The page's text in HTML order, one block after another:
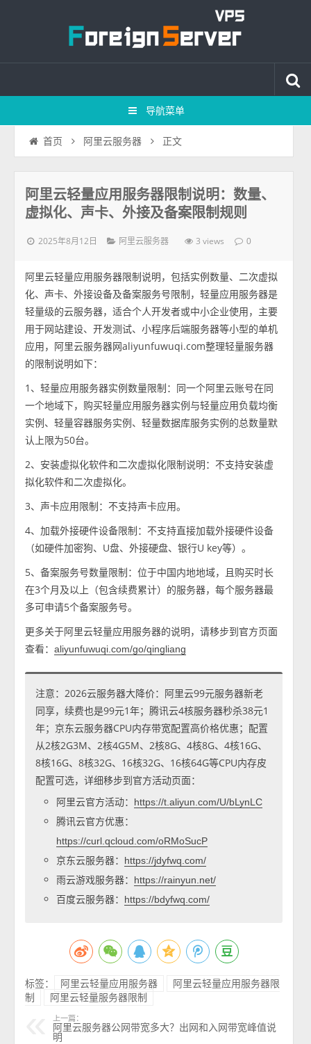
导航菜单
首页 阿里云服务器 正文
阿里云轻量应用服务器限制说明：数量、
虚拟化、声卡、外接及备案限制规则
2025年8月12日 阿里云服务器 3 views 0
阿里云轻量应用服务器限制说明，包括实例数量、二次虚拟
化、声卡、外接设备及备案服务号限制，轻量应用服务器是
轻量级的云服务器，适合个人开发者或中小企业使用，主要
用于网站建设、开发测试、小程序后端服务器等小型的单机
应用，阿里云服务器网aliyunfuwuqi.com整理轻量服务器
的限制说明如下：
1、轻量应用服务器实例数量限制：同一个阿里云账号在同
一个地域下，购买轻量应用服务器实例与轻量应用负载均衡
实例、轻量容器服务实例、轻量数据库服务实例的总数量默
认上限为50台。
2、安装虚拟化软件和二次虚拟化限制说明：不支持安装虚
拟化软件和二次虚拟化。
3、声卡应用限制：不支持声卡应用。
4、加载外接硬件设备限制：不支持直接加载外接硬件设备
（如硬件加密狗、U盘、外接硬盘、银行U key等）。
5、备案服务号数量限制：位于中国内地地域，且购买时长
在3个月及以上（包含续费累计）的服务器，每个服务器最
多可申请5个备案服务号。
更多关于阿里云轻量应用服务器的说明，请移步到官方页面
查看：aliyunfuwuqi.com/go/qingliang
注意：2026云服务器大降价：阿里云99元服务器新老
同享，续费也是99元1年；腾讯云4核服务器秒杀38元1
年；京东云服务器CPU内存带宽配置高价格优惠；配置
从2核2G3M、2核4G5M、2核8G、4核8G、4核16G、
8核16G、8核32G、16核32G、16核64G等CPU内存皮
配置可选，详细移步到官方活动页面：
阿里云官方活动：
https://t.aliyun.com/U/bLynLC
腾讯云官方优惠：
https://curl.qcloud.com/oRMoSucP
京东云服务器： https://jdyfwq.com/
雨云游戏服务器： https://rainyun.net/
百度云服务器： https://bdyfwq.com/
标签： 阿里云轻量应用服务器
阿里云轻量应用服务器限
制
阿里云轻量服务器限制
上一篇：
阿里云服务器公网带宽多大？出网和入网带宽峰值说
明